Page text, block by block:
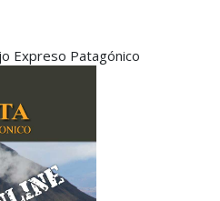
Expreso Patagónico